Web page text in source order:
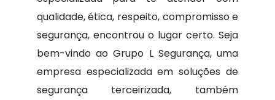
qualidade, ética, respeito, compromisso e
segurança, encontrou o lugar certo. Seja
bem-vindo ao Grupo L Segurança, uma
empresa especializada em soluções de
segurança terceirizada, também